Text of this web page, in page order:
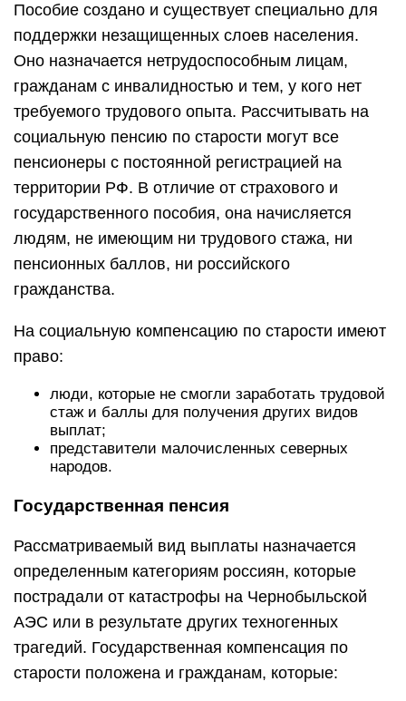
Пособие создано и существует специально для
поддержки незащищенных слоев населения.
Оно назначается нетрудоспособным лицам,
гражданам с инвалидностью и тем, у кого нет
требуемого трудового опыта. Рассчитывать на
социальную пенсию по старости могут все
пенсионеры с постоянной регистрацией на
территории РФ. В отличие от страхового и
государственного пособия, она начисляется
людям, не имеющим ни трудового стажа, ни
пенсионных баллов, ни российского
гражданства.
На социальную компенсацию по старости имеют
право:
люди, которые не смогли заработать трудовой
стаж и баллы для получения других видов
выплат;
представители малочисленных северных
народов.
Государственная пенсия
Рассматриваемый вид выплаты назначается
определенным категориям россиян, которые
пострадали от катастрофы на Чернобыльской
АЭС или в результате других техногенных
трагедий. Государственная компенсация по
старости положена и гражданам, которые: